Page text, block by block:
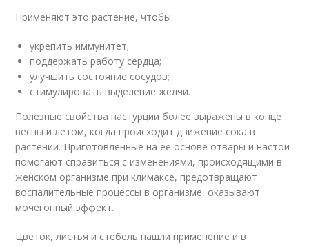
Применяют это растение, чтобы:
укрепить иммунитет;
поддержать работу сердца;
улучшить состояние сосудов;
стимулировать выделение желчи.
Полезные свойства настурции более выражены в конце
весны и летом, когда происходит движение сока в
растении. Приготовленные на её основе отвары и настои
помогают справиться с изменениями, происходящими в
женском организме при климаксе, предотвращают
воспалительные процессы в организме, оказывают
мочегонный эффект.
Цветок, листья и стебель нашли применение и в